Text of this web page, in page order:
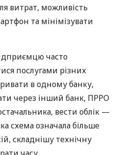
витрат, можливість
та мінімізувати
часто
послугами різних
в одному банку,
через інший банк, ПРРО
вести облік —
схема означала більше
складнішу технічну